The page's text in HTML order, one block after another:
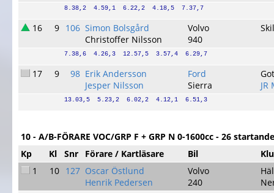
8.38,2  4.59,1  6.22,2  4.18,5  7.37,7
16 9 106 Simon Bolsgård
Christoffer Nilsson
Volvo
940
7.38,6  4.26,3  12.57,5  3.57,4  6.29,7
17 9 98 Erik Andersson
Jesper Nilsson
Ford
Sierra
JR
13.03,5  5.23,2  6.02,2  4.12,1  6.51,3
10 - A/B-FÖRARE VOC/GRP F + GRP N 0-1600cc - 26 startande
Kp
Kl Snr Förare / Kartläsare Bil
1
10 127 Oscar Östlund
Henrik Pedersen
Volvo
240